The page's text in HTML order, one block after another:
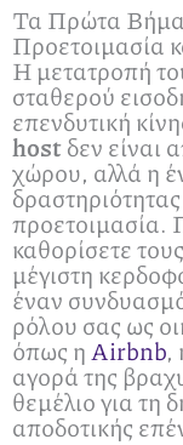
Τα Πρώτα
Προετοιμασία
Η μετατροπή
σταθερού
επενδυτική
hostδεν είναι
χώρου, αλλά η
προετοιμασία.
καθορίσετε
μέγιστη
έναν
ρόλου σας ως
όπως ηAirbnb,
αγορά της
θεμέλιο για τη
αποδοτικής